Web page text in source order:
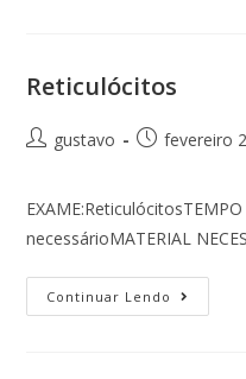
Reticulócitos
gustavo fevereiro
EXAME:ReticulócitosTEMPO
necessárioMATERIAL
Continuar Lendo